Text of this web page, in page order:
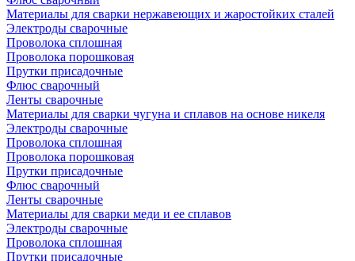
Материалы для сварки нержавеющих и жаростойких сталей
Электроды сварочные
Проволока сплошная
Проволока порошковая
Прутки присадочные
Флюс сварочный
Ленты сварочные
Материалы для сварки чугуна и сплавов на основе никеля
Электроды сварочные
Проволока сплошная
Проволока порошковая
Прутки присадочные
Флюс сварочный
Ленты сварочные
Материалы для сварки меди и ее сплавов
Электроды сварочные
Проволока сплошная
Прутки присадочные